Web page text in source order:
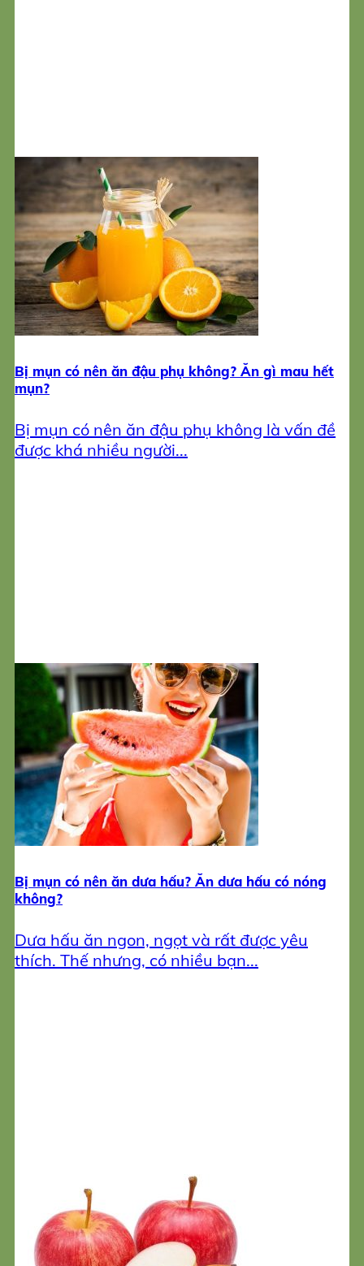
Bị mụn có nên ăn đậu phụ không? Ăn gì mau hết
mụn?
Bị mụn có nên ăn đậu phụ không là vấn đề
được khá nhiều người...
Bị mụn có nên ăn dưa hấu? Ăn dưa hấu có nóng
không?
Dưa hấu ăn ngon, ngọt và rất được yêu
thích. Thế nhưng, có nhiều bạn...